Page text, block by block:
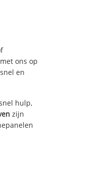
ons op
en
hulp,
zijn